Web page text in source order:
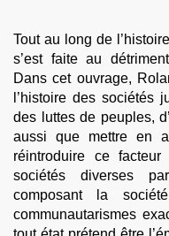
Tout au long de
s’est faite au
Dans cet ouvrage,
l’histoire des sociétés
des luttes de peuples,
aussi que mettre en
réintroduire ce facteur
sociétés diverses
composant la
communautarismes